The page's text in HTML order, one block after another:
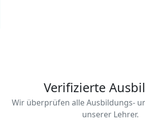
Verifizierte
Wir überprüfen alle Ausbildungs-
unserer Lehrer.